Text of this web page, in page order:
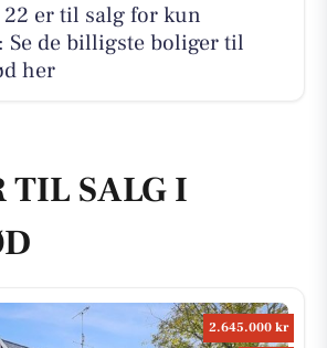
er til salg for kun
Se de billigste boliger til
her
TIL SALG I
2.645.000 kr